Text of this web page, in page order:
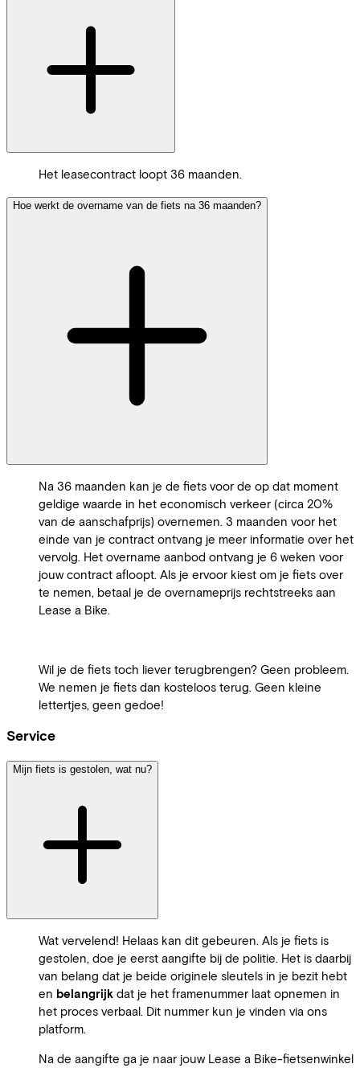
Het leasecontract loopt 36 maanden.
Hoe werkt de overname van de fiets na 36 maanden?
Na 36 maanden kan je de fiets voor de op dat moment
geldige waarde in het economisch verkeer (circa 20%
van de aanschafprijs) overnemen. 3 maanden voor het
einde van je contract ontvang je meer informatie over het
vervolg. Het overname aanbod ontvang je 6 weken voor
jouw contract afloopt. Als je ervoor kiest om je fiets over
te nemen, betaal je de overnameprijs rechtstreeks aan
Lease a Bike.
Wil je de fiets toch liever terugbrengen? Geen probleem.
We nemen je fiets dan kosteloos terug. Geen kleine
lettertjes, geen gedoe!
Service
Mijn fiets is gestolen, wat nu?
Wat vervelend! Helaas kan dit gebeuren. Als je fiets is
gestolen, doe je eerst aangifte bij de politie. Het is daarbij
van belang dat je beide originele sleutels in je bezit hebt
en belangrijk dat je het framenummer laat opnemen in
het proces verbaal. Dit nummer kun je vinden via ons
platform.
Na de aangifte ga je naar jouw Lease a Bike-fietsenwinkel